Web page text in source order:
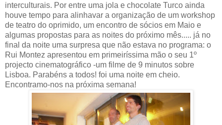
interculturais. Por entre uma jola e chocolate Turco ainda
houve tempo para alinhavar a organização de um workshop
de teatro do oprimido, um encontro de sócios em Maio e
algumas propostas para as noites do próximo mês..... já no
final da noite uma surpresa que não estava no programa: o
Rui Montez apresentou em primeiríssima mão o seu 1º
projecto cinematográfico -um filme de 9 minutos sobre
Lisboa. Parabéns a todos! foi uma noite em cheio.
Encontramo-nos na próxima semana!